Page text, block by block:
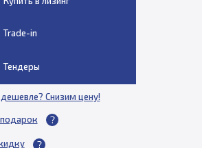
Trade-in
Тендеры
Снизим цену!